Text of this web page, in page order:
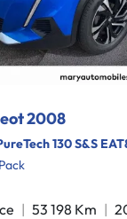
2008
130 S&S
53 198 Km